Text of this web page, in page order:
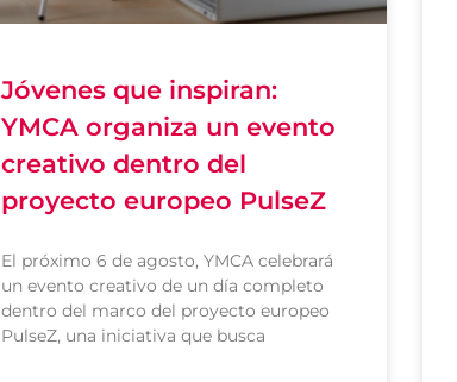
Jóvenes que inspiran:
YMCA organiza un evento
creativo dentro del
proyecto europeo PulseZ
El próximo 6 de agosto, YMCA celebrará
un evento creativo de un día completo
dentro del marco del proyecto europeo
PulseZ, una iniciativa que busca